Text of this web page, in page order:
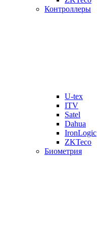
Контроллеры
U-tex
ITV
Satel
Dahua
IronLogic
ZKTeco
Биометрия